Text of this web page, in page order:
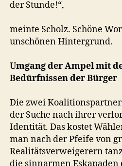
der Stunde!“,
meinte Scholz. Schöne
unschönen Hintergrund.
Umgang der Ampel mit
Bedürfnissen der Bürger
Die zwei
der Suche nach ihrer
Identität. Das kostet
man nach der Pfeife von
Realitätsverweigerern